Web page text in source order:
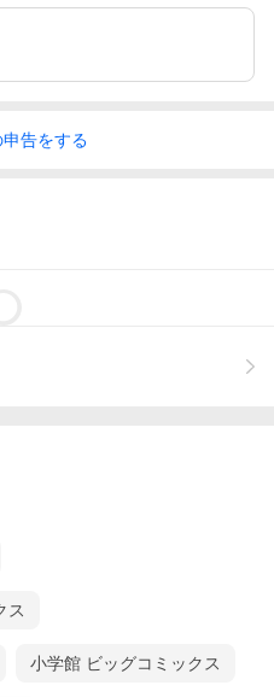
申告をする
ス
小学館 ビッグコミックス